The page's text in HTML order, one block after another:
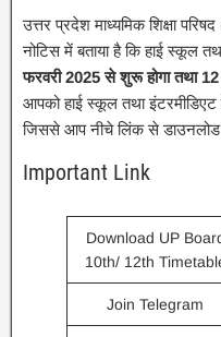
उत्तर प्रदेश माध्यमिक शिक्षा
नोटिस में बताया है कि हाई स्कूल
फरवरी 2025 से शुरू होगा तथा 12
आपको हाई स्कूल तथा
जिससे आप नीचे लिंक से
Important Link
Download UP
10th/ 12th
Join Telegram